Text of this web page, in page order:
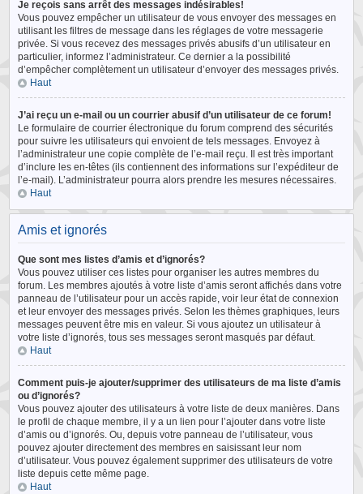
Je reçois sans arrêt des messages indésirables!
Vous pouvez empêcher un utilisateur de vous envoyer des messages en
utilisant les filtres de message dans les réglages de votre messagerie
privée. Si vous recevez des messages privés abusifs d’un utilisateur en
particulier, informez l’administrateur. Ce dernier a la possibilité
d’empêcher complètement un utilisateur d’envoyer des messages privés.
Haut
J’ai reçu un e-mail ou un courrier abusif d’un utilisateur de ce forum!
Le formulaire de courrier électronique du forum comprend des sécurités
pour suivre les utilisateurs qui envoient de tels messages. Envoyez à
l’administrateur une copie complète de l’e-mail reçu. Il est très important
d’inclure les en-têtes (ils contiennent des informations sur l’expéditeur de
l’e-mail). L’administrateur pourra alors prendre les mesures nécessaires.
Haut
Amis et ignorés
Que sont mes listes d’amis et d’ignorés?
Vous pouvez utiliser ces listes pour organiser les autres membres du
forum. Les membres ajoutés à votre liste d’amis seront affichés dans votre
panneau de l’utilisateur pour un accès rapide, voir leur état de connexion
et leur envoyer des messages privés. Selon les thèmes graphiques, leurs
messages peuvent être mis en valeur. Si vous ajoutez un utilisateur à
votre liste d’ignorés, tous ses messages seront masqués par défaut.
Haut
Comment puis-je ajouter/supprimer des utilisateurs de ma liste d’amis
ou d’ignorés?
Vous pouvez ajouter des utilisateurs à votre liste de deux manières. Dans
le profil de chaque membre, il y a un lien pour l’ajouter dans votre liste
d’amis ou d’ignorés. Ou, depuis votre panneau de l’utilisateur, vous
pouvez ajouter directement des membres en saisissant leur nom
d’utilisateur. Vous pouvez également supprimer des utilisateurs de votre
liste depuis cette même page.
Haut